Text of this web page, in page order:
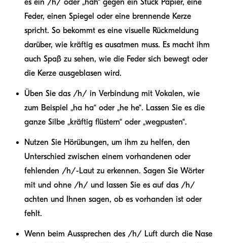
es ein /h/ oder „hah“ gegen ein Stück Papier, eine
Feder, einen Spiegel oder eine brennende Kerze
spricht. So bekommt es eine visuelle Rückmeldung
darüber, wie kräftig es ausatmen muss. Es macht ihm
auch Spaß zu sehen, wie die Feder sich bewegt oder
die Kerze ausgeblasen wird.
Üben Sie das /h/ in Verbindung mit Vokalen, wie
zum Beispiel „ha ha“ oder „he he“. Lassen Sie es die
ganze Silbe „kräftig flüstern“ oder „wegpusten“.
Nutzen Sie Hörübungen, um ihm zu helfen, den
Unterschied zwischen einem vorhandenen oder
fehlenden /h/-Laut zu erkennen. Sagen Sie Wörter
mit und ohne /h/ und lassen Sie es auf das /h/
achten und Ihnen sagen, ob es vorhanden ist oder
fehlt.
Wenn beim Aussprechen des /h/ Luft durch die Nase